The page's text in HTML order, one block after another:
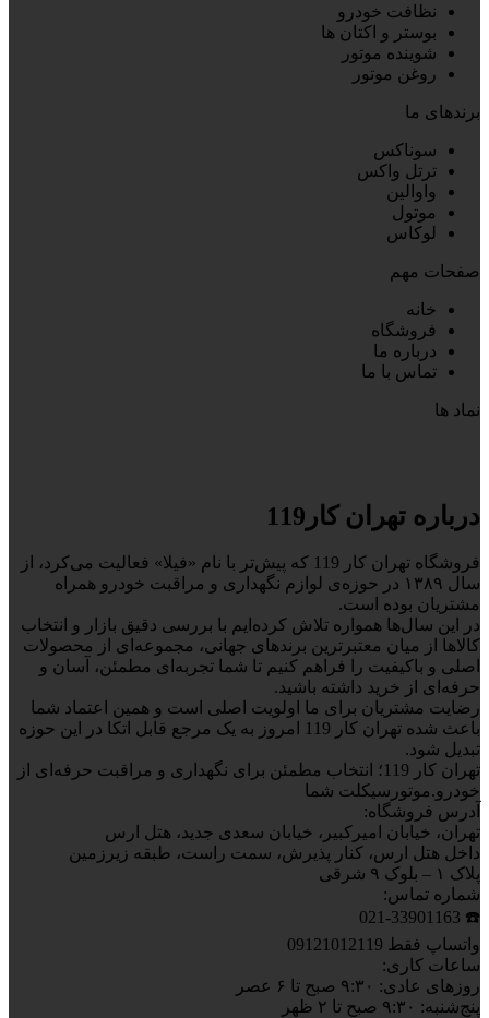
نظافت خودرو
بوستر و اکتان ها
شوینده موتور
روغن موتور
برندهای ما
سوناکس
ترتل واکس
واوالین
موتول
لوکاس
صفحات مهم
خانه
فروشگاه
درباره ما
تماس با ما
نماد ها
درباره تهران کار119
فروشگاه تهران کار 119 که پیش‌تر با نام «فیلا» فعالیت می‌کرد، از
سال ۱۳۸۹ در حوزه‌ی لوازم نگهداری و مراقبت خودرو همراه
مشتریان بوده است.
در این سال‌ها همواره تلاش کرده‌ایم با بررسی دقیق بازار و انتخاب
کالاها از میان معتبرترین برندهای جهانی، مجموعه‌ای از محصولات
اصلی و باکیفیت را فراهم کنیم تا شما تجربه‌ای مطمئن، آسان و
حرفه‌ای از خرید داشته باشید.
رضایت مشتریان برای ما اولویت اصلی است و همین اعتماد شما
باعث شده تهران کار 119 امروز به یک مرجع قابل اتکا در این حوزه
تبدیل شود.
تهران کار 119؛ انتخاب مطمئن برای نگهداری و مراقبت حرفه‌ای از
خودرو.موتورسیکلت شما
آدرس فروشگاه:
تهران، خیابان امیرکبیر، خیابان سعدی جدید، هتل ارس
داخل هتل ارس، کنار پذیرش، سمت راست، طبقه زیرزمین
پلاک ۱ – بلوک ۹ شرقی
شماره تماس:
☎️ 021-33901163
واتساپ فقط 09121012119
ساعات کاری:
روزهای عادی: ۹:۳۰ صبح تا ۶ عصر
پنج‌شنبه: ۹:۳۰ صبح تا ۲ ظهر